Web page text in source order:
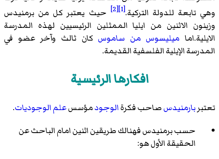
وهي تابعة للدولة التركية.[1]
[2]
حيث يعتبر كل من برمنيدس
وزينون الاثنين من ايليا الممثلين الرئيسيين لهذه المدرسة
الايلية.اما ميليسوس من ساموس كان ثالث وآخر عضو في
المدرسة الإيلية الفلسفية القديمة.
افكارها الرئيسية
تعتبربارمنيدسصاحب فكرةالوجودمؤسسعلم الوجوديات.
حسب برمنيدس فهنالك طريقين اثنين امام الباحث عن
الحقيقة الأول هو: